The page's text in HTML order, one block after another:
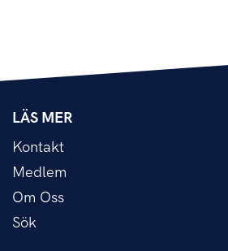
LÄS MER
Kontakt
Medlem
Om Oss
Sök